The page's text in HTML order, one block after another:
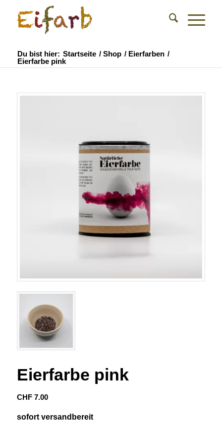
Du bist hier: Startseite / Shop / Eierfarben /
Eierfarbe pink
Eierfarbe pink
CHF7.00
sofort versandbereit